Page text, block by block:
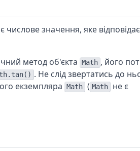
числове значення, яке
метод об'єкта Math , його
. Не слід звертатись до
екземпляра Math ( Math
не є